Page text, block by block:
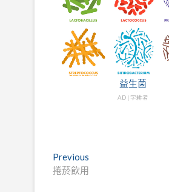
益生菌
AD | 字耕者
文
章
Previous
捲菸飲用